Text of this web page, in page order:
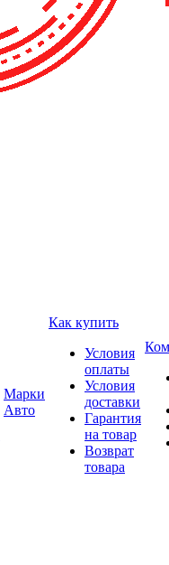
Марки
Авто
Как купить
Условия
оплаты
Условия
доставки
Гарантия
на товар
Возврат
товара